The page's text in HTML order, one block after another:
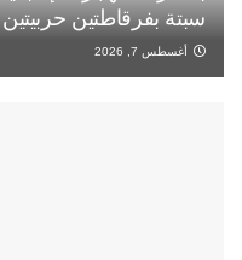
سبتة بفرقاطتين حربيتين
أغسطس 7, 2026